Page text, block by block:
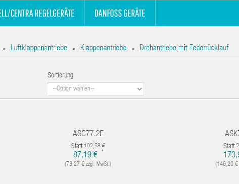
CENTRA REGELGERÄTE DANFOSS GERÄTE
> Luftklappenantriebe > Klappenantriebe > Drehantriebe mit Federrücklauf
Sortierung
ASC77.2E
Statt102,58 €
87,19 € *
(73,27 € zzgl. MwSt.)
Statt
(146,20 €